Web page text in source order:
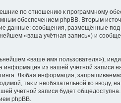
по отношению к программному
обеспечением phpBB. Вторым
данные: сообщения, размещённые
«ваша учётная запись») и
«ваше имя пользователя»),
из вашей учётной записи
Любая информация,
так и необязательной ко вводу,
учётной записи будет общедоступна.
phpBB.